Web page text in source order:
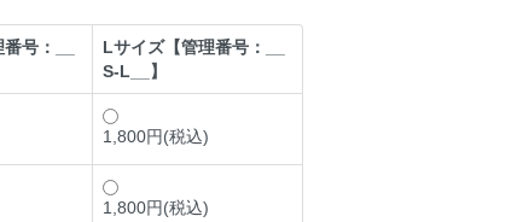
号：__
Lサイズ【管理番号：__
S-L__】
1,800円(税込)
1,800円(税込)